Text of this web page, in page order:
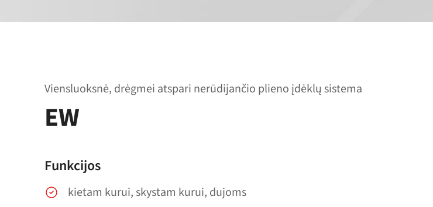
Viensluoksnė, drėgmei atspari nerūdijančio plieno įdėklų sistema
EW
Funkcijos
kietam kurui, skystam kurui, dujoms